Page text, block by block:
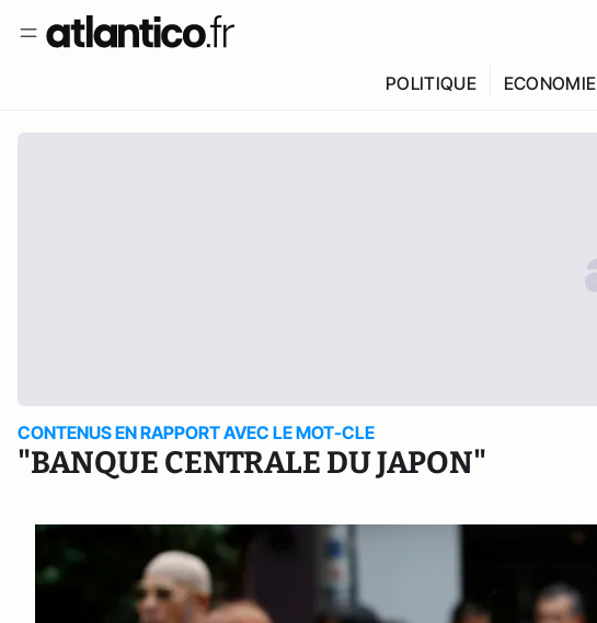
POLITIQUE ECONOMIE
CONTENUS EN RAPPORT AVEC LE MOT-CLE
"BANQUE CENTRALE DU JAPON"